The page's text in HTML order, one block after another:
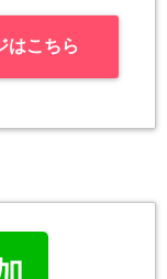
はこちら